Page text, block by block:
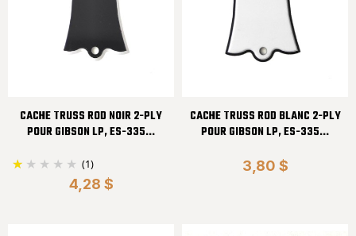
CACHE TRUSS ROD NOIR 2-PLY
POUR GIBSON LP, ES-335...
(1)
4,28 $
CACHE TRUSS ROD BLANC 2-PLY
POUR GIBSON LP, ES-335...
3,80 $